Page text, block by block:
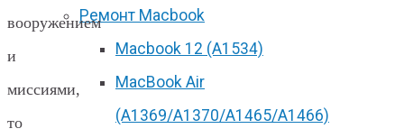
Ремонт Macbook
Macbook 12 (А1534)
MacBook Air
(A1369/A1370/A1465/A1466)
вооружением
и
миссиями,
то